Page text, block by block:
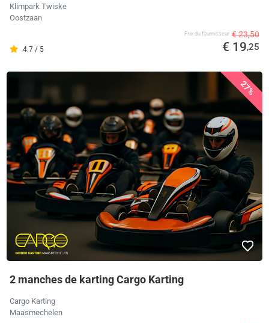
Klimpark Twiske
Oostzaan
4.7 / 5
Prix ​​du fournisseur € 23,50
€ 19,25
27%
2 manches de karting Cargo Karting
Cargo Karting
Maasmechelen